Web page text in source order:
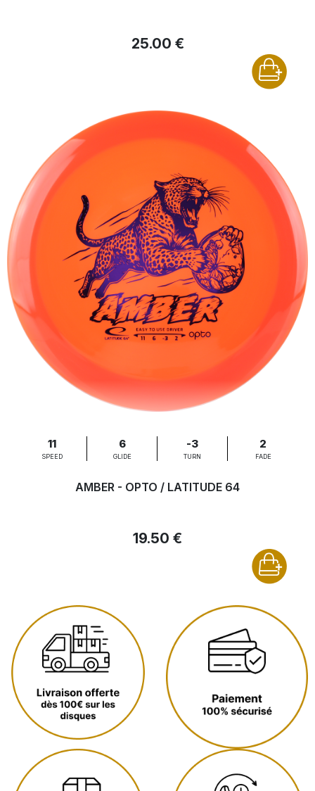
25.00 €
11
SPEED
6
GLIDE
-3
TURN
2
FADE
AMBER - OPTO / LATITUDE 64
19.50 €